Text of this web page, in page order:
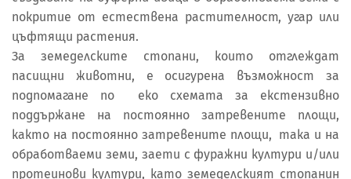
покритие от естествена растителност, угар или
цъфтящи растения.
За земеделските стопани, които отглеждат
пасищни животни, е осигурена възможност за
подпомагане по еко схемата за екстензивно
поддържане на постоянно затревените площи,
както на постоянно затревените площи, така и на
обработваеми земи, заети с фуражни култури и/или
протеинови култури, като земеделският стопанин